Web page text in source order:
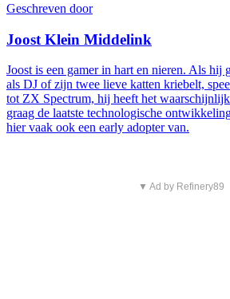
Geschreven door
Joost Klein Middelink
Joost is een gamer in hart en nieren. Als hij
als DJ of zijn twee lieve katten kriebelt,
tot ZX Spectrum, hij heeft het
graag de laatste technologische
hier vaak ook een early adopter van.
▼ Ad by Refinery89